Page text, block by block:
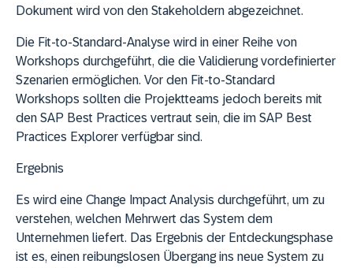
Dokument wird von den Stakeholdern abgezeichnet.
Die Fit-to-Standard-Analyse wird in einer Reihe von
Workshops durchgeführt, die die Validierung vordefinierter
Szenarien ermöglichen. Vor den Fit-to-Standard
Workshops sollten die Projektteams jedoch bereits mit
den SAP Best Practices vertraut sein, die im SAP Best
Practices Explorer verfügbar sind.
Ergebnis
Es wird eine Change Impact Analysis durchgeführt, um zu
verstehen, welchen Mehrwert das System dem
Unternehmen liefert. Das Ergebnis der Entdeckungsphase
ist es, einen reibungslosen Übergang ins neue System zu